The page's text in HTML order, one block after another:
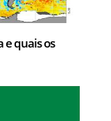
e quais os